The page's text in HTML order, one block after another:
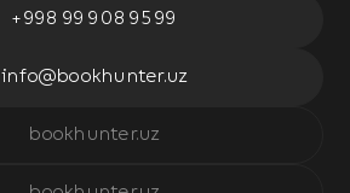
+998 99 908 95 99
info@bookhunter.uz
bookhunter.uz